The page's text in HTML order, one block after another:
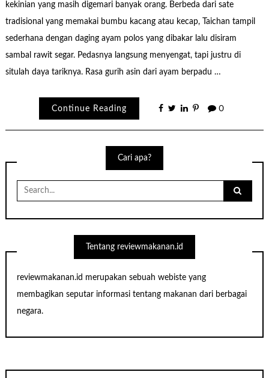
kekinian yang masih digemari banyak orang. Berbeda dari sate
tradisional yang memakai bumbu kacang atau kecap, Taichan tampil
sederhana dengan daging ayam polos yang dibakar lalu disiram
sambal rawit segar. Pedasnya langsung menyengat, tapi justru di
situlah daya tariknya. Rasa gurih asin dari ayam berpadu …
Continue Reading 0
Cari apa?
Search
for:
Tentang reviewmakanan.id
reviewmakanan.id merupakan sebuah webiste yang
membagikan seputar informasi tentang makanan dari berbagai
negara.